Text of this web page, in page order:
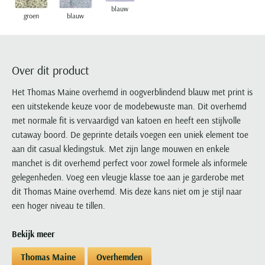
Portofino
State of Art
Tommy Hilfiger
Vanguard
Xacus
Populaire kleuren
Wit overhemd heren
Zwart overhemd heren
Groen overhemd heren
PME Legend
Profuomo
Superdry
Tommy Hilfiger
Vanguard
Grote maten
Grote maten poloshirts
Grote maten herenmode
Populaire kleuren
Witte polo heren
Polo Ralph Lauren
Profuomo
Superdry
Thomas Maine
Tommy Hilfiger
Vanguard
William Lockie
Populaire materialen
Merino wol trui
Pierre Cardin
Portofino
Tommy Hilfiger
Tramarossa
Vanguard
Deals
2e broek voor de helft
Meyer Chicago
Meyer Diego
PME Legend
State of Art
Superdry
Tenson
Tommy Hilfiger
UBR
Vanguard
Wellington of Billmore
Grote maten jassen
Grote maten winterjassen
Tussenjassen
New Zealand
Polo Ralph Lauren
PME Legend
Profuomo
R2
State of Art
Superdry
Tenson
Tommy Hilfiger
Vanguard
Alle merken sale
Lacoste
Mac
Maerz
Magnanni
Mason's
Mc Alson
Meyer
New Zealand
North 84
Olymp
groen blauw
blauw
Over dit product
Het Thomas Maine overhemd in oogverblindend blauw met print is
een uitstekende keuze voor de modebewuste man. Dit overhemd
met normale fit is vervaardigd van katoen en heeft een stijlvolle
cutaway boord. De geprinte details voegen een uniek element toe
aan dit casual kledingstuk. Met zijn lange mouwen en enkele
manchet is dit overhemd perfect voor zowel formele als informele
gelegenheden. Voeg een vleugje klasse toe aan je garderobe met
dit Thomas Maine overhemd. Mis deze kans niet om je stijl naar
een hoger niveau te tillen.
Bekijk meer
Thomas Maine
Overhemden